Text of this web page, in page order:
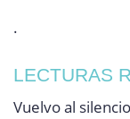
.
LECTURAS
Vuelvo al